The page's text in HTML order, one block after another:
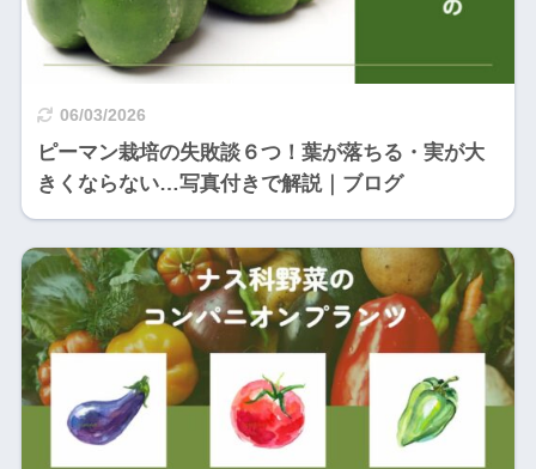
06/03/2026
ピーマン栽培の失敗談６つ！葉が落ちる・実が大
きくならない…写真付きで解説｜ブログ